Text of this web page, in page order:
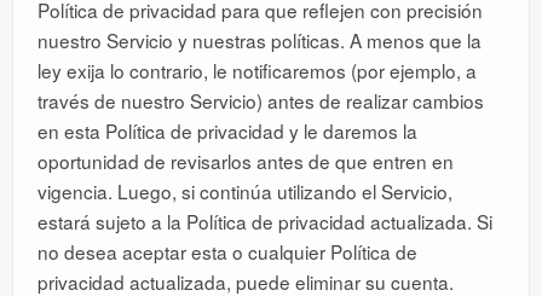
Política de privacidad para que reflejen con precisión
nuestro Servicio y nuestras políticas. A menos que la
ley exija lo contrario, le notificaremos (por ejemplo, a
través de nuestro Servicio) antes de realizar cambios
en esta Política de privacidad y le daremos la
oportunidad de revisarlos antes de que entren en
vigencia. Luego, si continúa utilizando el Servicio,
estará sujeto a la Política de privacidad actualizada. Si
no desea aceptar esta o cualquier Política de
privacidad actualizada, puede eliminar su cuenta.